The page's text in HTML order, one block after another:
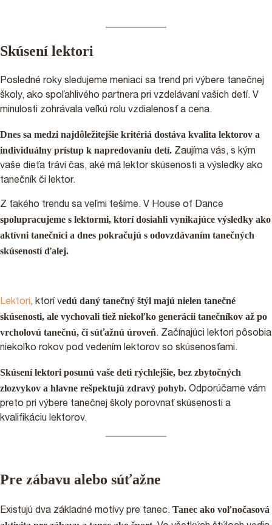
Skúsení lektori
Posledné roky sledujeme meniaci sa trend pri výbere tanečnej
školy, ako spoľahlivého partnera pri vzdelávaní vašich detí. V
minulosti zohrávala veľkú rolu vzdialenosť a cena.
Dnes sa medzi najdôležitejšie kritériá dostáva kvalita lektorov a
individuálny prístup k napredovaniu detí. Zaujíma vás, s kým
vaše dieťa trávi čas, aké má lektor skúsenosti a výsledky ako
tanečník či lektor.
Z takého trendu sa veľmi tešíme. V House of Dance
spolupracujeme s lektormi, ktorí dosiahli vynikajúce výsledky ako
aktívni tanečníci a dnes pokračujú s odovzdávaním tanečných
skúseností ďalej.
Lektori, ktorí vedú daný tanečný štýl majú nielen tanečné
skúsenosti, ale vychovali tiež niekoľko generácii tanečníkov až po
vrcholovú tanečnú, či súťažnú úroveň. Začínajúci lektori pôsobia
niekoľko rokov pod vedením lektorov so skúsenosťami.
Skúsení lektori posunú vaše deti rýchlejšie, bez zbytočných
zlozvykov a hlavne rešpektujú zdravý pohyb. Odporúčame vám
preto pri výbere tanečnej školy porovnať skúsenosti a
kvalifikáciu lektorov.
Pre zábavu alebo súťažne
Existujú dva základné motívy pre tanec. Tanec ako voľnočasová